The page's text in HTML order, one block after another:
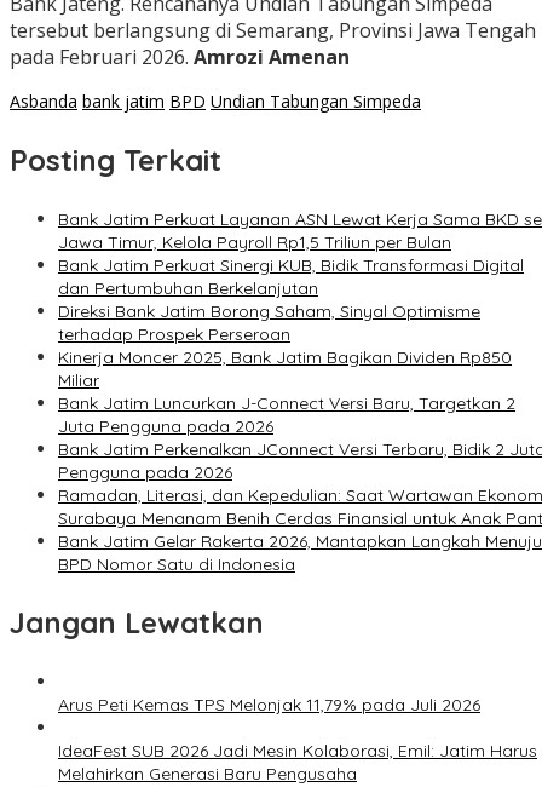
tersebut berlangsung di Semarang, Provinsi Jawa Tengah
pada Februari 2026. Amrozi Amenan
Asbanda bank jatim BPD Undian Tabungan Simpeda
Posting Terkait
Bank Jatim Perkuat Layanan ASN Lewat Kerja Sama BKD
Jawa Timur, Kelola Payroll Rp1,5 Triliun per Bulan
Bank Jatim Perkuat Sinergi KUB, Bidik Transformasi Digital
dan Pertumbuhan Berkelanjutan
Direksi Bank Jatim Borong Saham, Sinyal Optimisme
terhadap Prospek Perseroan
Kinerja Moncer 2025, Bank Jatim Bagikan Dividen Rp850
Miliar
Bank Jatim Luncurkan J-Connect Versi Baru, Targetkan 2
Juta Pengguna pada 2026
Bank Jatim Perkenalkan JConnect Versi Terbaru, Bidik 2
Pengguna pada 2026
Ramadan, Literasi, dan Kepedulian: Saat Wartawan
Surabaya Menanam Benih Cerdas Finansial untuk Anak
Bank Jatim Gelar Rakerta 2026, Mantapkan Langkah Menuju
BPD Nomor Satu di Indonesia
Jangan Lewatkan
Arus Peti Kemas TPS Melonjak 11,79% pada Juli 2026
IdeaFest SUB 2026 Jadi Mesin Kolaborasi, Emil: Jatim Harus
Melahirkan Generasi Baru Pengusaha